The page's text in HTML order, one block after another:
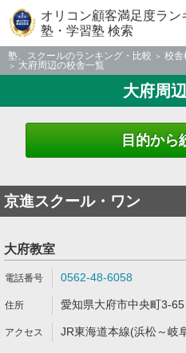
オリコン顧客満足度ラン
塾・学習塾 検索
塾、スクールのランキング・比較 校舎
大府周辺の校舎一覧
大府周
目的から
京進スクール・ワン
大府教室
0562-48-6058
愛知県大府市中央町3-
JR東海道本線(浜松～岐